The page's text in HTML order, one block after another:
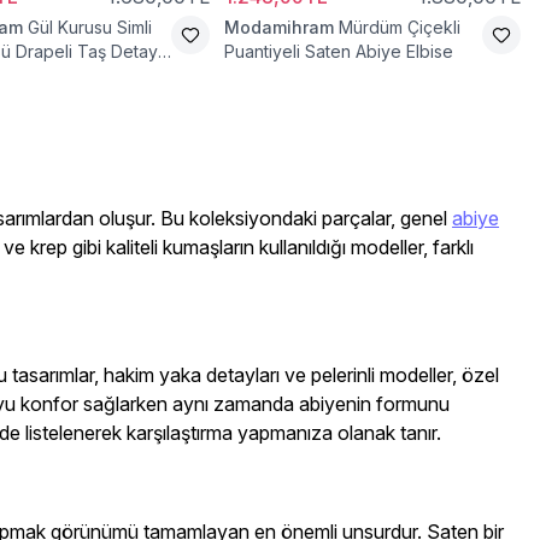
Gül Kurusu Simli
Drapeli Taş Detaylı
Modamihram Mürdüm Çiçekli
Puantiyeli Saten Abiye Elbise
oluşur. Bu koleksiyondaki parçalar, genel abiye
gibi kaliteli kumaşların kullanıldığı modeller, farklı
hakim yaka detayları ve pelerinli modeller, özel
konfor sağlarken aynı zamanda abiyenin formunu
karşılaştırma yapmanıza olanak tanır.
görünümü tamamlayan en önemli unsurdur. Saten bir